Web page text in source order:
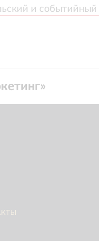
и событийный
и событийный
»